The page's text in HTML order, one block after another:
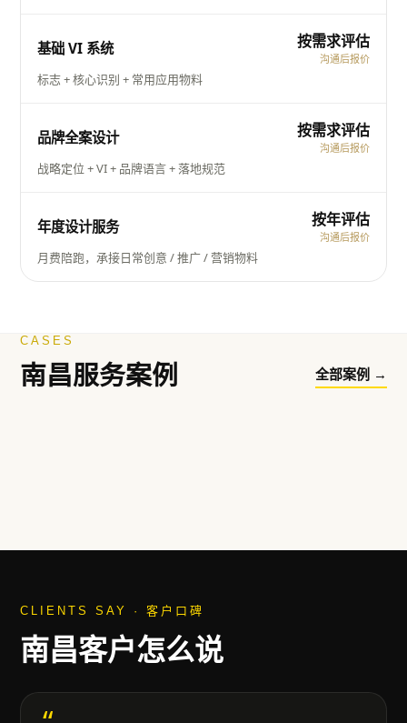
基础 VI 系统
标志 + 核心识别 + 常用应用物料
按需求评估
沟通后报价
品牌全案设计
战略定位 + VI + 品牌语言 + 落地规范
按需求评估
沟通后报价
年度设计服务
月费陪跑，承接日常创意 / 推广 / 营销物料
按年评估
沟通后报价
CASES
南昌服务案例 全部案例 →
饮品 · 全案
方鲜手工现榨饮品 ↗︎
粉汤 · 升级
CLIENTS SAY · 客户口碑
南昌客户怎么说